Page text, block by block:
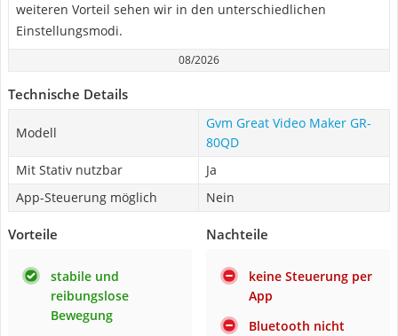
weiteren Vorteil sehen wir in den unterschiedlichen
Einstellungsmodi.
08/2026
Technische Details
Modell
Gvm Great Video Maker GR-
80QD
Mit Stativ nutzbar
Ja
App-Steuerung möglich
Nein
Vorteile
stabile und
reibungslose
Bewegung
Nachteile
keine Steuerung per
App
Bluetooth nicht